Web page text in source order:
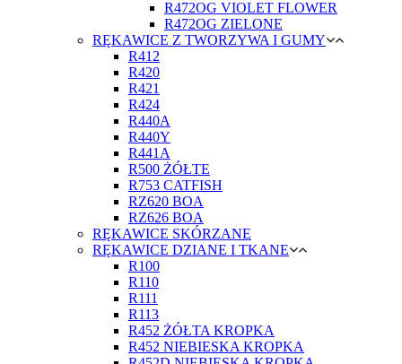
R472OG VIOLET FLOWER
R472OG ZIELONE
RĘKAWICE Z TWORZYWA I GUMY
R412
R420
R421
R424
R440A
R440Y
R441A
R500 ŻÓŁTE
R753 CATFISH
RZ620 BOA
RZ626 BOA
RĘKAWICE SKÓRZANE
RĘKAWICE DZIANE I TKANE
R100
R110
R111
R113
R452 ŻÓŁTA KROPKA
R452 NIEBIESKA KROPKA